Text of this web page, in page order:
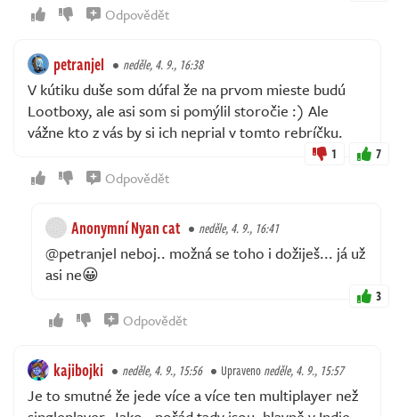
Odpovědět
petranjel neděle, 4. 9., 16:38
V kútiku duše som dúfal že na prvom mieste budú
Lootboxy, ale asi som si pomýlil storočie :) Ale
vážne kto z vás by si ich neprial v tomto rebríčku.
1 7
Odpovědět
Anonymní Nyan cat neděle, 4. 9., 16:41
@petranjel neboj.. možná se toho i dožiješ... já už
asi ne😀
3
Odpovědět
kajibojki neděle, 4. 9., 15:56 Upravenoneděle, 4. 9., 15:57
Je to smutné že jede více a více ten multiplayer než